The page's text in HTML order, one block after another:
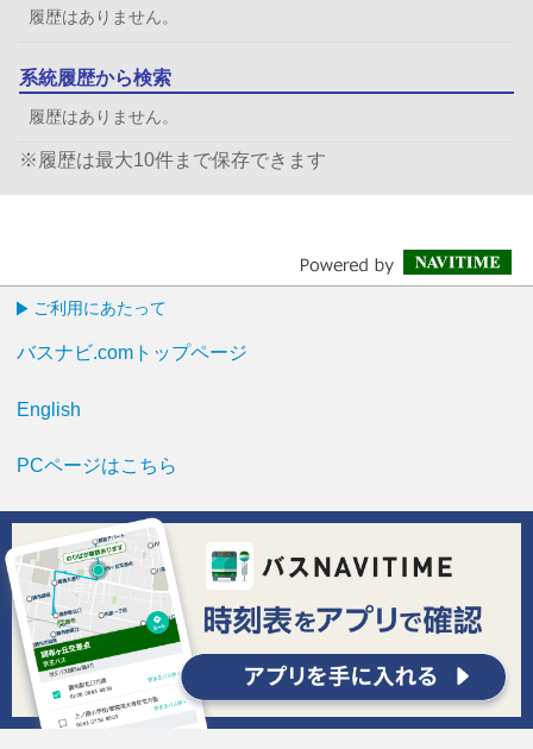
履歴はありません。
系統履歴から検索
履歴はありません。
※履歴は最大10件まで保存できます
ご利用にあたって
バスナビ.comトップページ
English
PCページはこちら